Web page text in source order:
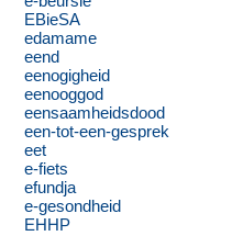
EBieSA
edamame
eend
eenogigheid
eenooggod
eensaamheidsdood
een-tot-een-gesprek
eet
e-fiets
efundja
e-gesondheid
EHHP